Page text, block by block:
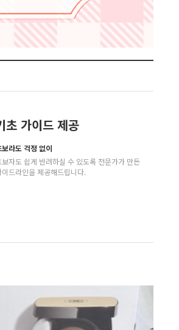
초 가이드 제공
보라도 걱정 없이
보자도 쉽게 반려하실 수 있도록 전문가가 만든
이드라인을 제공해드립니다.